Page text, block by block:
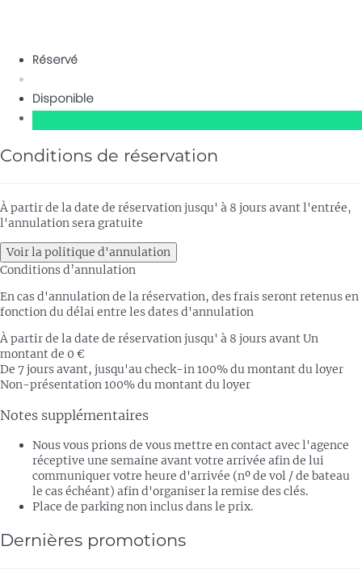
Réservé
Disponible
Conditions de réservation
À partir de la date de réservation jusqu' à 8 jours avant l'entrée,
l'annulation sera gratuite
Voir la politique d'annulation
Conditions d’annulation
En cas d'annulation de la réservation, des frais seront retenus en
fonction du délai entre les dates d'annulation
À partir de la date de réservation jusqu' à 8 jours avantUn
montant de 0 €
De 7 jours avant, jusqu'au check-in100% du montant du loyer
Non-présentation100% du montant du loyer
Notes supplémentaires
Nous vous prions de vous mettre en contact avec l'agence
réceptive une semaine avant votre arrivée afin de lui
communiquer votre heure d'arrivée (nº de vol / de bateau
le cas échéant) afin d'organiser la remise des clés.
Place de parking non inclus dans le prix.
Dernières promotions